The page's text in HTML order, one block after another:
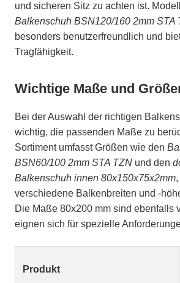
und sicheren Sitz zu achten ist.
Balkenschuh BSN120/160 2mm STA
besonders benutzerfreundlich und
Tragfähigkeit.
Wichtige Maße und
Bei der Auswahl der richtigen
wichtig, die passenden Maße zu
Sortiment umfasst Größen wie den
BSN60/100 2mm STA TZN und den
Balkenschuh innen 80x150x75x2mm
verschiedene Balkenbreiten und -
Die Maße 80x200 mm sind ebenfalls
eignen sich für spezielle
Produkt